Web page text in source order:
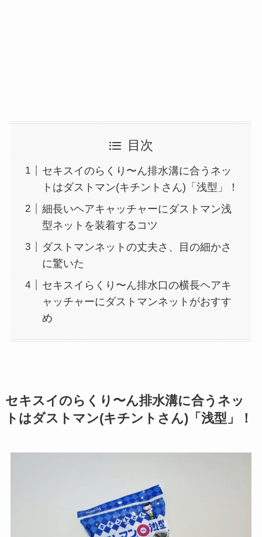
目次
セキスイのらくり〜ん排水溝に合うネッ
トはダストマン(キチントさん)「浅型」！
細長いヘアキャッチャーにダストマン浅
型ネットを装着するコツ
ダストマンネットの丈夫さ、目の細かさ
に驚いた
セキスイらくり〜ん排水口の横長ヘアキ
ャッチャーにダストマンネットがおすす
め
セキスイのらくり〜ん排水溝に合うネッ
トはダストマン(キチントさん)「浅型」！